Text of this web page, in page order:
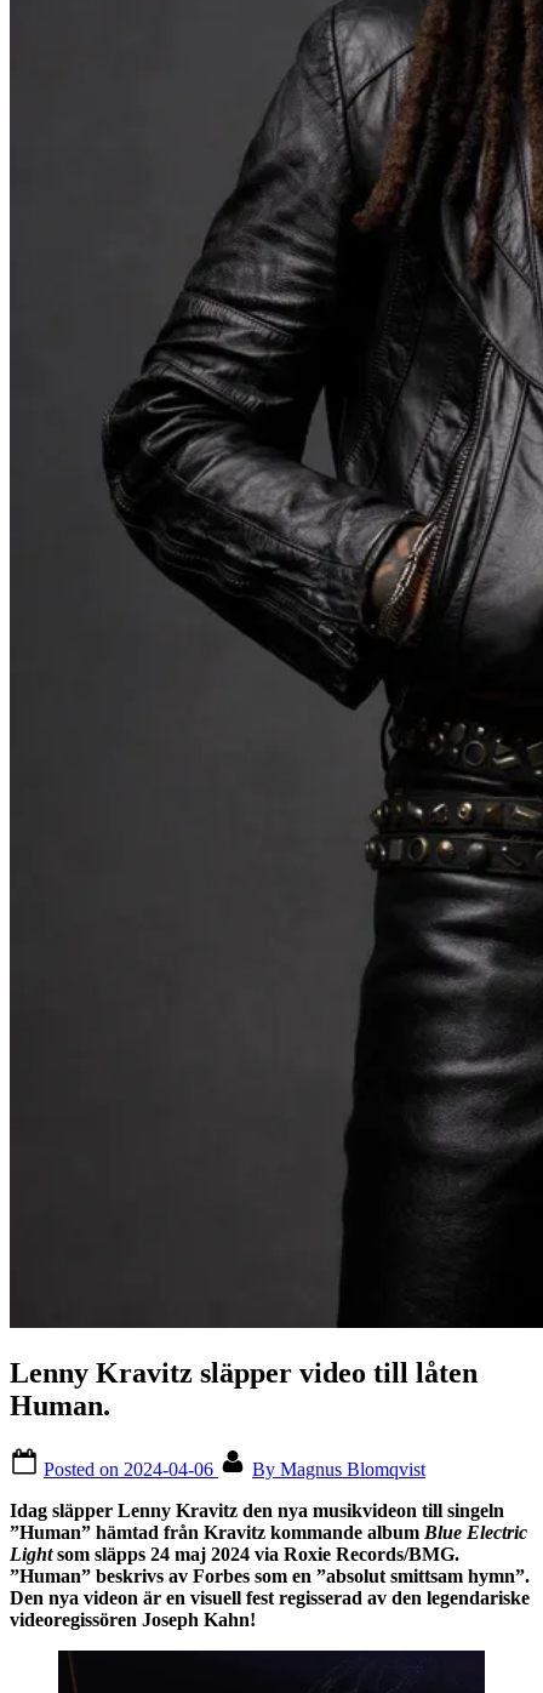
Lenny Kravitz släpper video till låten
Human.
Posted on 2024-04-06 By Magnus Blomqvist
Idag släpper Lenny Kravitz den nya musikvideon till singeln
”Human” hämtad från Kravitz kommande album Blue Electric
Lightsom släpps 24 maj 2024 via Roxie Records/BMG.
”Human” beskrivs av Forbes som en ”absolut smittsam hymn”.
Den nya videon är en visuell fest regisserad av den legendariske
videoregissören Joseph Kahn!